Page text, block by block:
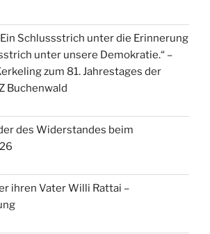
Schlussstrich unter die Erinnerung
unter unsere Demokratie.“ –
zum 81. Jahrestages der
Buchenwald
des Widerstandes beim
ihren Vater Willi Rattai –